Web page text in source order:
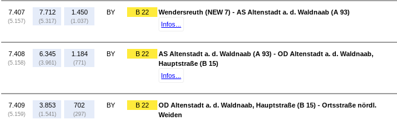
7.407
(5.157)
7.712
(5.317)
1.450
(1.037)
BY B 22
Wendersreuth (NEW 7) - AS Altenstadt a. d. Waldnaab (A 93)
Infos...
7.408
(5.158)
6.345
(3.961)
1.184
(771)
BY B 22
AS Altenstadt a. d. Waldnaab (A 93) - OD Altenstadt a. d. Waldnaab,
Hauptstraße (B 15)
Infos...
7.409
(5.159)
3.853
(1.541)
702
(297)
BY B 22
OD Altenstadt a. d. Waldnaab, Hauptstraße (B 15) - Ortsstraße nördl.
Weiden